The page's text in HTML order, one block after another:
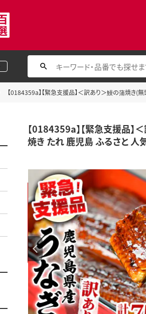
【0184359a】【緊急支援品】＜訳あり＞鰻の蒲焼き(
【0184359a】【緊急支援品
焼き たれ 鹿児島 ふるさと 人